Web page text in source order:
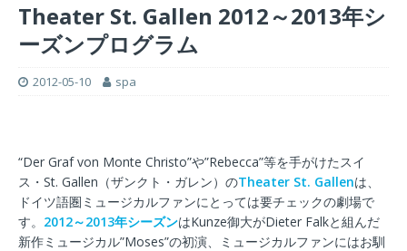
Theater St. Gallen 2012～2013年シ
ーズンプログラム
2012-05-10 spa
“Der Graf von Monte Christo”や”Rebecca”等を手がけたスイ
ス・St. Gallen（ザンクト・ガレン）のTheater St. Gallenは、
ドイツ語圏ミュージカルファンにとっては要チェックの劇場で
す。 2012～2013年シーズンはKunze御大がDieter Falkと組んだ
新作ミュージカル”Moses”の初演、ミュージカルファンにはお馴